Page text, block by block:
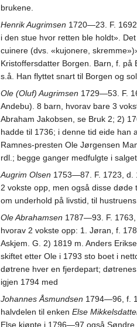
brukene.
Henrik Augrimsen 1720—23. F.
i den stue hvor retten ble holdt».
cuinere (dvs. «kujonere,
Kristoffersdatter Borgen. Barn, f.
s.å. Han flyttet snart til Borgen og
Ole (Oluf) Augrimsen 1729—53. F.
Andebu). 8 barn, hvorav bare 3
Abraham Jakobsen, se Bruk 2; 2)
hadde til 1736; i denne tid eide han
Ramnes-presten Ole Jørgensen
rdl.; begge ganger medfulgte i
Augrim Olsen 1753—87. F. 1723, d.
2 vokste opp, men også disse
om underhold på livstid, til
Ole Abrahamsen 1787—93. F. 1763,
hvorav 2 vokste opp: 1. Jøran, f.
Askjem. G. 2) 1819 m. Anders
skiftet etter Ole i 1793 sto boet i
døtrene hver en fjerdepart;
igjen 1794 med
Johannes Åsmundsen 1794—96, f.
halvdelen til enken Else
Else kjøpte i 1796—97 også Søndre